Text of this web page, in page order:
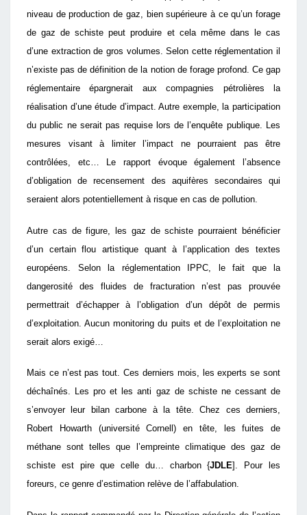
niveau de production de gaz, bien supérieure à ce qu’un forage
de gaz de schiste peut produire et cela même dans le cas
d’une extraction de gros volumes. Selon cette réglementation il
n’existe pas de définition de la notion de forage profond. Ce gap
réglementaire épargnerait aux compagnies pétrolières la
réalisation d’une étude d’impact. Autre exemple, la participation
du public ne serait pas requise lors de l’enquête publique. Les
mesures visant à limiter l’impact ne pourraient pas être
contrôlées, etc… Le rapport évoque également l’absence
d’obligation de recensement des aquifères secondaires qui
seraient alors potentiellement à risque en cas de pollution.
Autre cas de figure, les gaz de schiste pourraient bénéficier
d’un certain flou artistique quant à l’application des textes
européens. Selon la réglementation IPPC, le fait que la
dangerosité des fluides de fracturation n’est pas prouvée
permettrait d’échapper à l’obligation d’un dépôt de permis
d’exploitation. Aucun monitoring du puits et de l’exploitation ne
serait alors exigé…
Mais ce n’est pas tout. Ces derniers mois, les experts se sont
déchaînés. Les pro et les anti gaz de schiste ne cessant de
s’envoyer leur bilan carbone à la tête. Chez ces derniers,
Robert Howarth (université Cornell) en tête, les fuites de
méthane sont telles que l’empreinte climatique des gaz de
schiste est pire que celle du… charbon {JDLE]. Pour les
foreurs, ce genre d’estimation relève de l’affabulation.